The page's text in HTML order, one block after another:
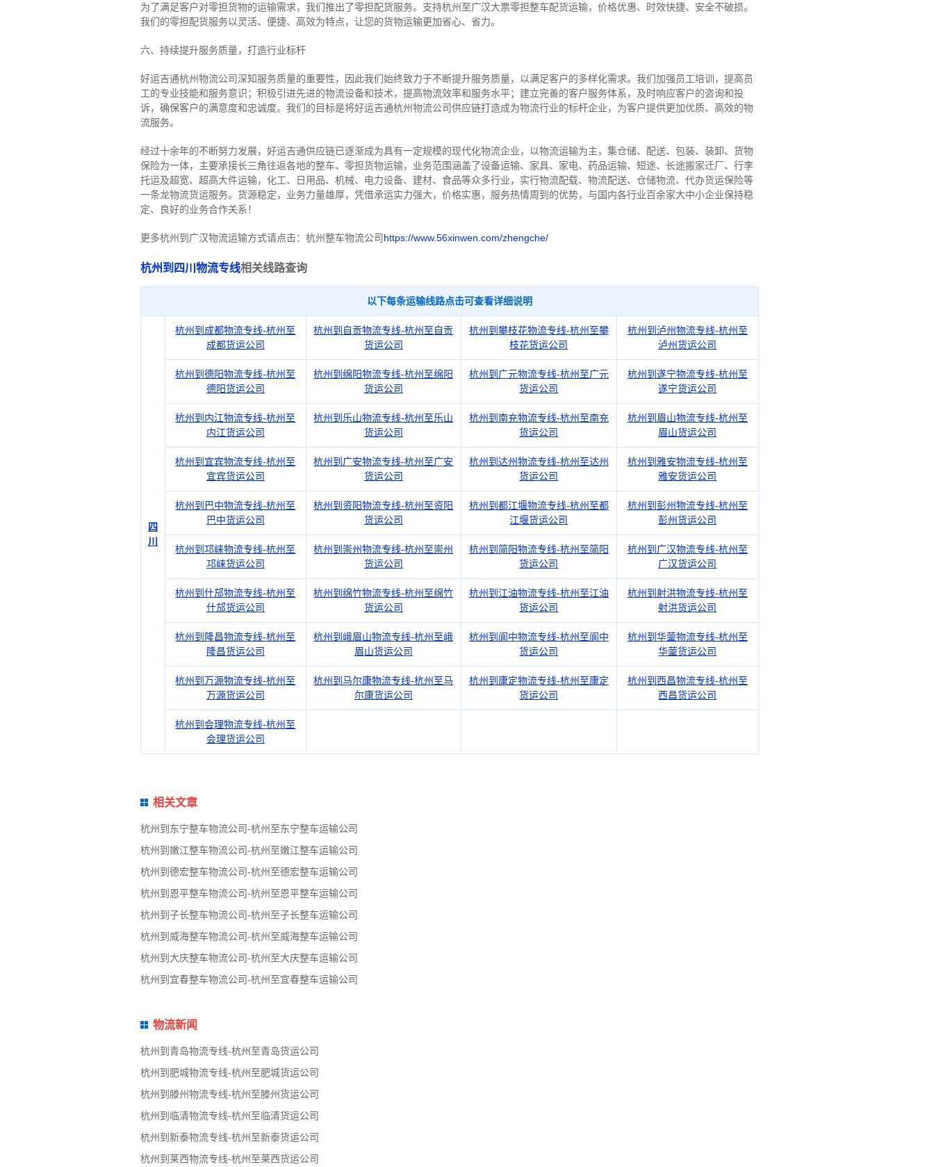
为了满足客户对零担货物的运输需求，我们推出了零担配货服务。支持杭州至广汉大票零担整车配货运输，价格优惠、时效快捷、安全不破损。
我们的零担配货服务以灵活、便捷、高效为特点，让您的货物运输更加省心、省力。
六、持续提升服务质量，打造行业标杆
好运吉通杭州物流公司深知服务质量的重要性，因此我们始终致力于不断提升服务质量，以满足客户的多样化需求。我们加强员工培训，提高员
工的专业技能和服务意识；积极引进先进的物流设备和技术，提高物流效率和服务水平；建立完善的客户服务体系，及时响应客户的咨询和投
诉，确保客户的满意度和忠诚度。我们的目标是将好运吉通杭州物流公司供应链打造成为物流行业的标杆企业，为客户提供更加优质、高效的物
流服务。
经过十余年的不断努力发展，好运吉通供应链已逐渐成为具有一定规模的现代化物流企业，以物流运输为主，集仓储、配送、包装、装卸、货物
保险为一体，主要承接长三角往返各地的整车、零担货物运输，业务范围涵盖了设备运输、家具、家电、药品运输、短途、长途搬家迁厂、行李
托运及超宽、超高大件运输，化工、日用品、机械、电力设备、建材、食品等众多行业，实行物流配载、物流配送、仓储物流、代办货运保险等
一条龙物流货运服务。货源稳定，业务力量雄厚，凭借承运实力强大，价格实惠，服务热情周到的优势，与国内各行业百余家大中小企业保持稳
定、良好的业务合作关系！
更多杭州到广汉物流运输方式请点击：杭州整车物流公司https://www.56xinwen.com/zhengche/
杭州到四川物流专线相关线路查询
以下每条运输线路点击可查看详细说明
四
川
杭州到成都物流专线-杭州至
成都货运公司
杭州到自贡物流专线-杭州至自贡
货运公司
杭州到攀枝花物流专线-杭州至攀
枝花货运公司
杭州到泸州物流专线-杭州至
泸州货运公司
杭州到德阳物流专线-杭州至
德阳货运公司
杭州到绵阳物流专线-杭州至绵阳
货运公司
杭州到广元物流专线-杭州至广元
货运公司
杭州到遂宁物流专线-杭州至
遂宁货运公司
杭州到内江物流专线-杭州至
内江货运公司
杭州到乐山物流专线-杭州至乐山
货运公司
杭州到南充物流专线-杭州至南充
货运公司
杭州到眉山物流专线-杭州至
眉山货运公司
杭州到宜宾物流专线-杭州至
宜宾货运公司
杭州到广安物流专线-杭州至广安
货运公司
杭州到达州物流专线-杭州至达州
货运公司
杭州到雅安物流专线-杭州至
雅安货运公司
杭州到巴中物流专线-杭州至
巴中货运公司
杭州到资阳物流专线-杭州至资阳
货运公司
杭州到都江堰物流专线-杭州至都
江堰货运公司
杭州到彭州物流专线-杭州至
彭州货运公司
杭州到邛崃物流专线-杭州至
邛崃货运公司
杭州到崇州物流专线-杭州至崇州
货运公司
杭州到简阳物流专线-杭州至简阳
货运公司
杭州到广汉物流专线-杭州至
广汉货运公司
杭州到什邡物流专线-杭州至
什邡货运公司
杭州到绵竹物流专线-杭州至绵竹
货运公司
杭州到江油物流专线-杭州至江油
货运公司
杭州到射洪物流专线-杭州至
射洪货运公司
杭州到隆昌物流专线-杭州至
隆昌货运公司
杭州到峨眉山物流专线-杭州至峨
眉山货运公司
杭州到阆中物流专线-杭州至阆中
货运公司
杭州到华蓥物流专线-杭州至
华蓥货运公司
杭州到万源物流专线-杭州至
万源货运公司
杭州到马尔康物流专线-杭州至马
尔康货运公司
杭州到康定物流专线-杭州至康定
货运公司
杭州到西昌物流专线-杭州至
西昌货运公司
杭州到会理物流专线-杭州至
会理货运公司
相关文章
杭州到东宁整车物流公司-杭州至东宁整车运输公司
杭州到嫩江整车物流公司-杭州至嫩江整车运输公司
杭州到德宏整车物流公司-杭州至德宏整车运输公司
杭州到恩平整车物流公司-杭州至恩平整车运输公司
杭州到子长整车物流公司-杭州至子长整车运输公司
杭州到威海整车物流公司-杭州至威海整车运输公司
杭州到大庆整车物流公司-杭州至大庆整车运输公司
杭州到宜春整车物流公司-杭州至宜春整车运输公司
物流新闻
杭州到青岛物流专线-杭州至青岛货运公司
杭州到肥城物流专线-杭州至肥城货运公司
杭州到滕州物流专线-杭州至滕州货运公司
杭州到临清物流专线-杭州至临清货运公司
杭州到新泰物流专线-杭州至新泰货运公司
杭州到莱西物流专线-杭州至莱西货运公司